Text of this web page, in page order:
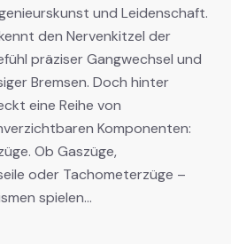
und Leidenschaft.
den Nervenkitzel der
präziser Gangwechsel und
Bremsen. Doch hinter
eine Reihe von
Komponenten:
Ob Gaszüge,
oder Tachometerzüge –
spielen…